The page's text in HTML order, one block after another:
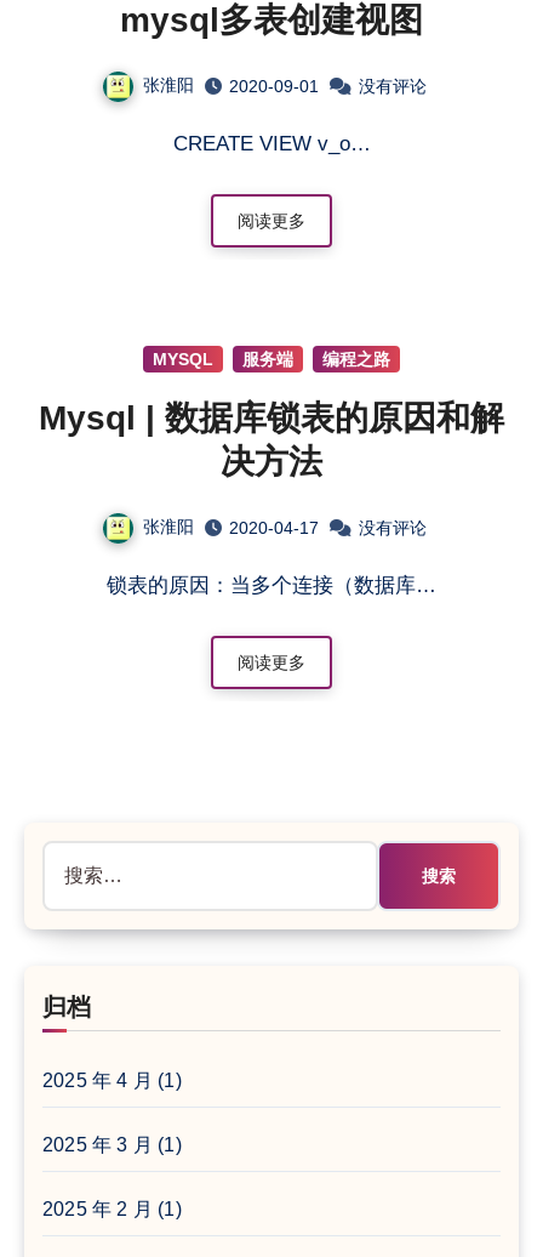
mysql多表创建视图
张淮阳 2020-09-01 没有评论
CREATE VIEW v_o…
阅读更多
MYSQL 服务端 编程之路
Mysql | 数据库锁表的原因和解
决方法
张淮阳 2020-04-17 没有评论
锁表的原因：当多个连接（数据库…
阅读更多
索：
归档
2025 年 4 月 (1)
2025 年 3 月 (1)
2025 年 2 月 (1)